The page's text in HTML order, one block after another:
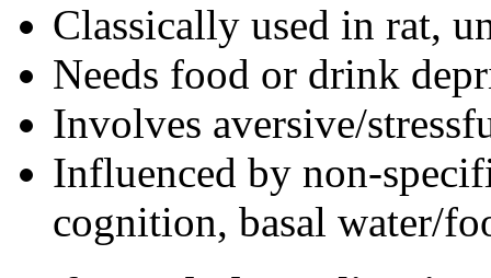
Classically used in rat,
Needs food or drink
Involves aversive/
Influenced by non-
cognition, basal water/